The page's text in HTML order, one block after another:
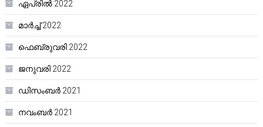
ഏപ്രിൽ 2022
മാർച്ച്‌ 2022
ഫെബ്രുവരി 2022
ജനുവരി 2022
ഡിസംബർ 2021
നവംബർ 2021